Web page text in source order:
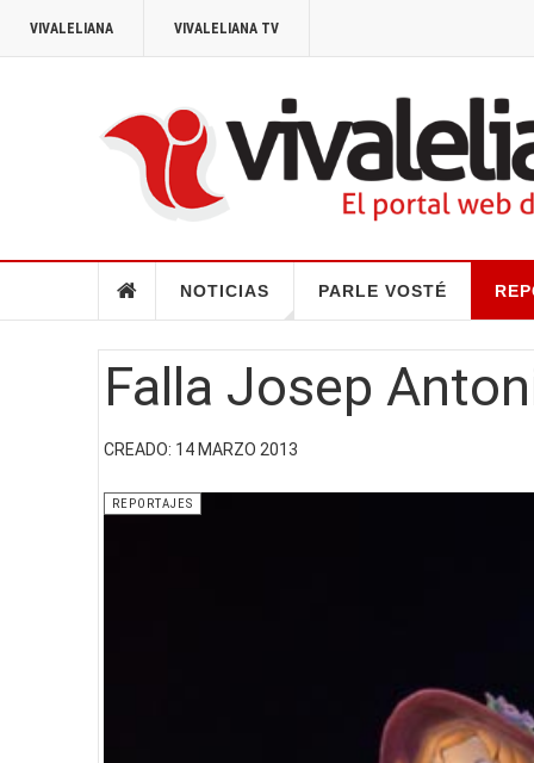
VIVALELIANA VIVALELIANA TV
NOTICIAS PARLE VOSTÉ
Falla Josep
CREADO: 14 MARZO 2013
REPORTAJES